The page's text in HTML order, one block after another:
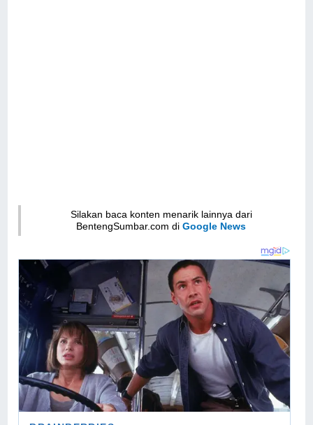
Silakan baca konten menarik lainnya dari
BentengSumbar.com diGoogle News